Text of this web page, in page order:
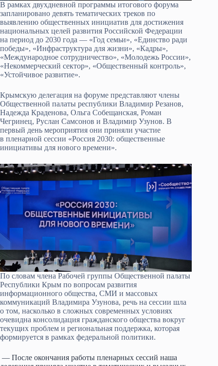
В рамках двухдневной программы итогового форума
запланировано девять тематических треков по
выявлению общественных инициатив для достижения
национальных целей развития Российской Федерации
на период до 2030 года — «Год семьи», «Единство ради
победы», «Инфраструктура для жизни», «Кадры»,
«Международное сотрудничество», «Молодежь России»,
«Некоммерческий сектор», «Общественный контроль»,
«Устойчивое развитие».
Крымскую делегация на форуме представляют члены
Общественной палаты республики Владимир Резанов,
Надежда Краденова, Ольга Собещанская, Роман
Чегринец, Руслан Самсонов и Владимир Узунов. В
первый день мероприятия они приняли участие
в пленарной сессии «Россия 2030: общественные
инициативы для нового времени».
По словам члена Рабочей группы Общественной палаты
Республики Крым по вопросам развития
информационного общества, СМИ и массовых
коммуникаций Владимира Узунова, речь на сессии шла
о том, насколько в сложных современных условиях
очевидна консолидация гражданского общества вокруг
текущих проблем и региональная поддержка, которая
формируется в рамках федеральной политики.
— После окончания работы пленарных сессий наша